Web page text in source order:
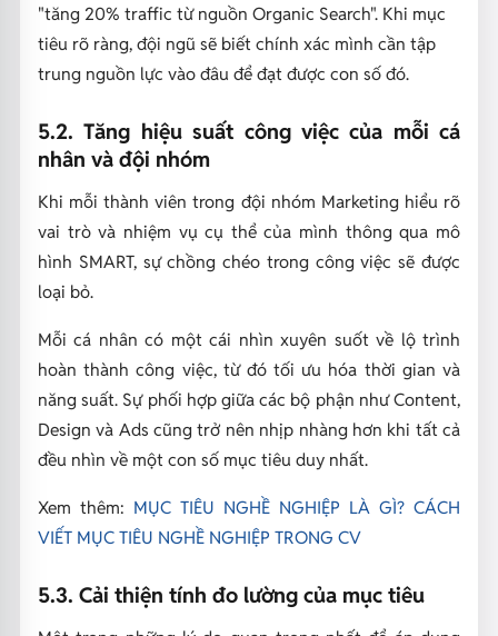
"tăng 20% traffic từ nguồn Organic Search". Khi mục
tiêu rõ ràng, đội ngũ sẽ biết chính xác mình cần tập
trung nguồn lực vào đâu để đạt được con số đó.
5.2. Tăng hiệu suất công việc của mỗi cá
nhân và đội nhóm
Khi mỗi thành viên trong đội nhóm Marketing hiểu rõ
vai trò và nhiệm vụ cụ thể của mình thông qua mô
hình SMART, sự chồng chéo trong công việc sẽ được
loại bỏ.
Mỗi cá nhân có một cái nhìn xuyên suốt về lộ trình
hoàn thành công việc, từ đó tối ưu hóa thời gian và
năng suất. Sự phối hợp giữa các bộ phận như Content,
Design và Ads cũng trở nên nhịp nhàng hơn khi tất cả
đều nhìn về một con số mục tiêu duy nhất.
Xem thêm: MỤC TIÊU NGHỀ NGHIỆP LÀ GÌ? CÁCH
VIẾT MỤC TIÊU NGHỀ NGHIỆP TRONG CV
5.3. Cải thiện tính đo lường của mục tiêu